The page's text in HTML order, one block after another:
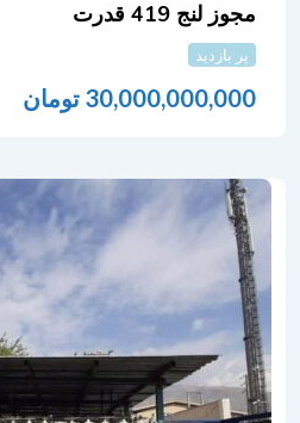
مجوز لنج 419 قدرت
پر بازدید
30,000,000,000 تومان